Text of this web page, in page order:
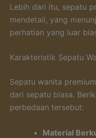
Lebih dari itu, sepatu
mendetail, yang
perhatian yang luar
Karakteristik Sepatu
Sepatu wanita
dari sepatu biasa.
perbedaan tersebut:
Material